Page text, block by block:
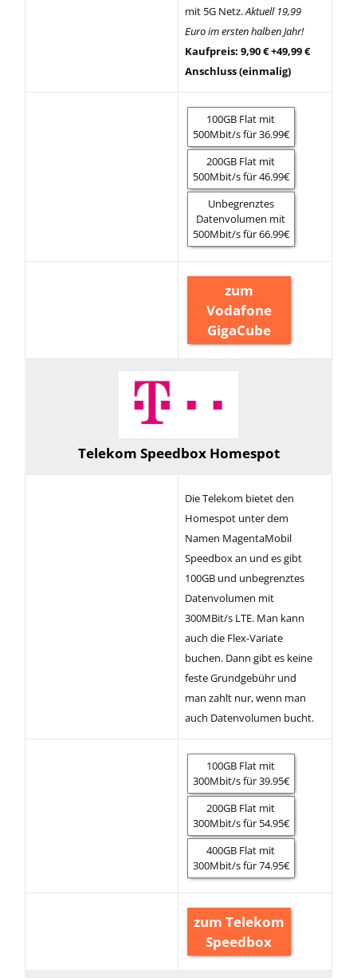
mit 5G Netz.Aktuell 19,99
Euro im ersten halben Jahr!
Kaufpreis: 9,90 € +49,99 €
Anschluss (einmalig)
100GB Flat mit
500Mbit/s für 36.99€
200GB Flat mit
500Mbit/s für 46.99€
Unbegrenztes
Datenvolumen mit
500Mbit/s für 66.99€
zum
Vodafone
GigaCube
Telekom Speedbox Homespot
Die Telekom bietet den
Homespot unter dem
Namen MagentaMobil
Speedbox an und es gibt
100GB und unbegrenztes
Datenvolumen mit
300MBit/s LTE. Man kann
auch die Flex-Variate
buchen. Dann gibt es keine
feste Grundgebühr und
man zahlt nur, wenn man
auch Datenvolumen bucht.
100GB Flat mit
300Mbit/s für 39.95€
200GB Flat mit
300Mbit/s für 54.95€
400GB Flat mit
300Mbit/s für 74.95€
zum Telekom
Speedbox